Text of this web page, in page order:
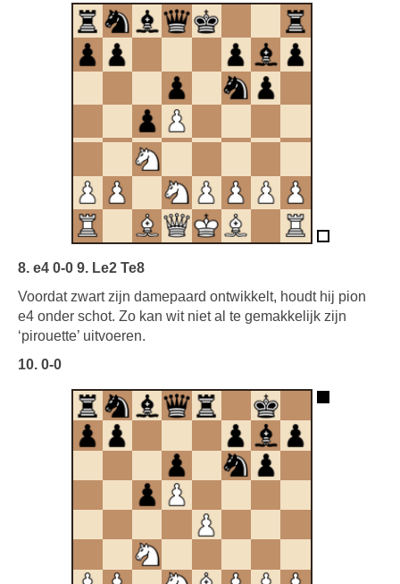
8. e4 0-0 9. Le2 Te8
Voordat zwart zijn damepaard ontwikkelt, houdt hij pion
e4 onder schot. Zo kan wit niet al te gemakkelijk zijn
‘pirouette’ uitvoeren.
10. 0-0